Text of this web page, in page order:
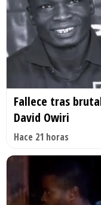
Fallece tras
David Owiri
Hace 21 horas